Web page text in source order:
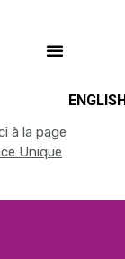
à la page
Unique